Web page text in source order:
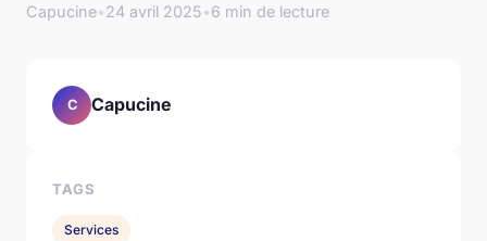
Capucine•24 avril 2025•6 min de lecture
C Capucine
TAGS
Services